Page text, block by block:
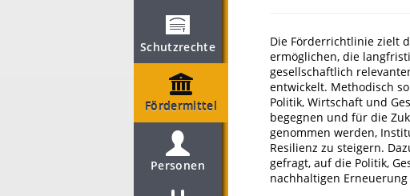
Schutzrechte
Fördermittel
Personen
Die Förderrichtlinie zielt
ermöglichen, die
gesellschaftlich
entwickelt. Methodisch
Politik, Wirtschaft und
begegnen und für die
genommen werden,
Resilienz zu steigern.
gefragt, auf die Politik,
nachhaltigen